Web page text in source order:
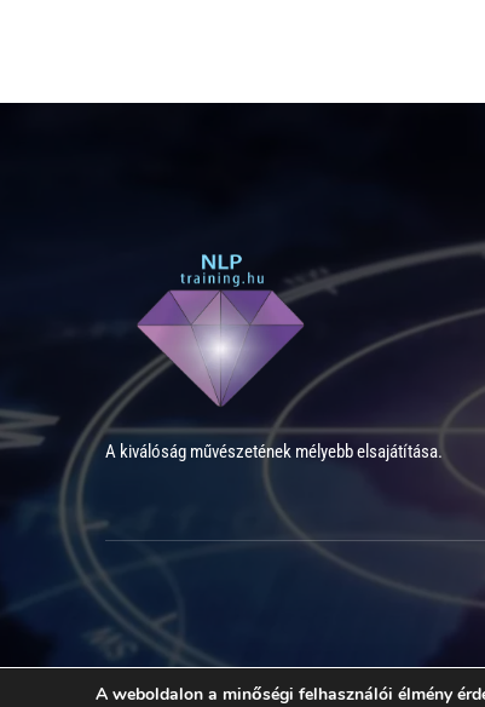
A kiválóság művészetének mélyebb elsajátítása.
A weboldalon a minőségi felhasználói élmény